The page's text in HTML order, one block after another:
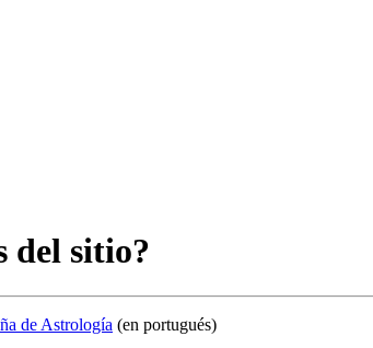
del sitio?
de Astrología (en portugués)